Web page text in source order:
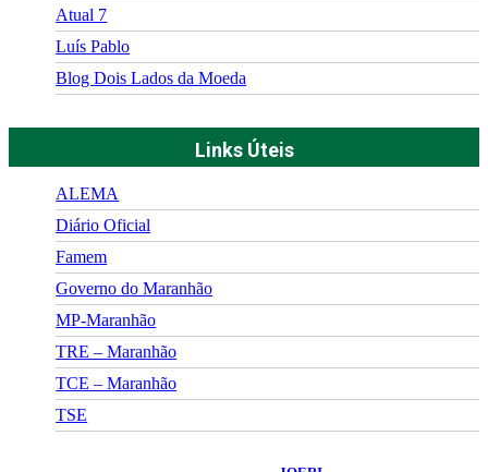
Atual 7
Luís Pablo
Blog Dois Lados da Moeda
Links Úteis
ALEMA
Diário Oficial
Famem
Governo do Maranhão
MP-Maranhão
TRE – Maranhão
TCE – Maranhão
TSE